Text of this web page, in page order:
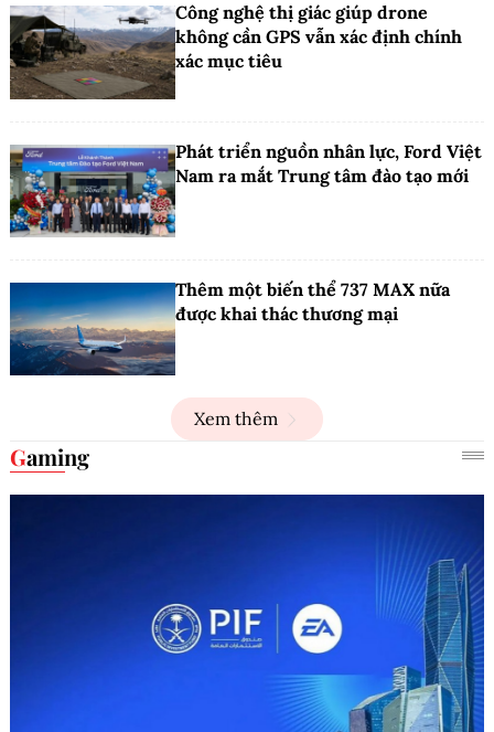
Công nghệ thị giác giúp drone
không cần GPS vẫn xác định chính
xác mục tiêu
Phát triển nguồn nhân lực, Ford Việt
Nam ra mắt Trung tâm đào tạo mới
Thêm một biến thể 737 MAX nữa
được khai thác thương mại
Xem thêm
Gaming